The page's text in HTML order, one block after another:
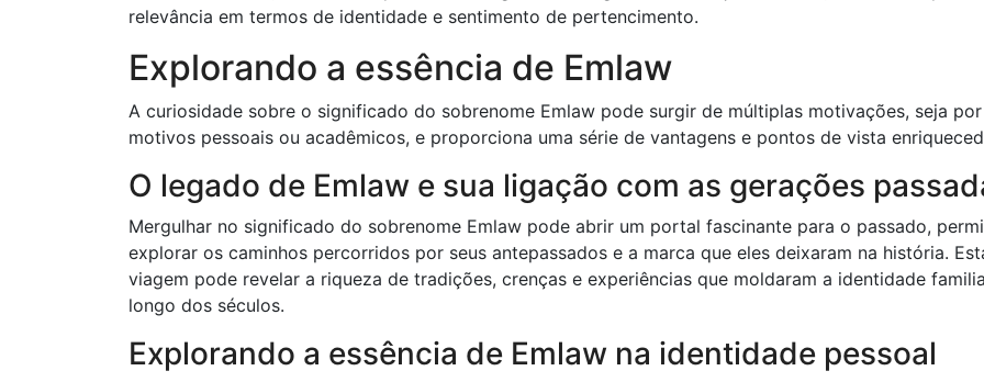
relevância em termos de identidade e sentimento de pertencimento.
Explorando a essência de Emlaw
A curiosidade sobre o significado do sobrenome Emlaw pode surgir de múltiplas motivações, seja por
motivos pessoais ou acadêmicos, e proporciona uma série de vantagens e pontos de vista
O legado de Emlaw e sua ligação com as gerações
Mergulhar no significado do sobrenome Emlaw pode abrir um portal fascinante para o passado,
explorar os caminhos percorridos por seus antepassados ​​e a marca que eles deixaram na história.
viagem pode revelar a riqueza de tradições, crenças e experiências que moldaram a identidade
longo dos séculos.
Explorando a essência de Emlaw na identidade pessoal